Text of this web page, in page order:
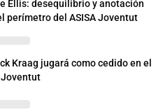
Ellis: desequilibrio y anotación
perímetro del ASISA Joventut
Kraag jugará como cedido en el